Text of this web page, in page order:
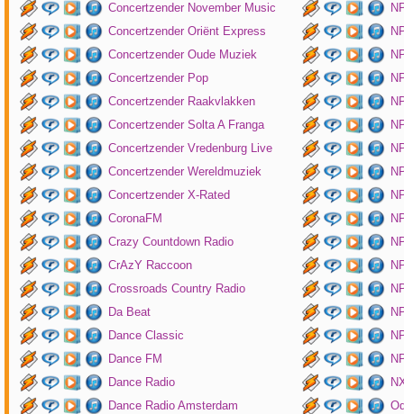
Concertzender November Music
Concertzender Oriënt Express
Concertzender Oude Muziek
Concertzender Pop
Concertzender Raakvlakken
Concertzender Solta A Franga
Concertzender Vredenburg Live
Concertzender Wereldmuziek
Concertzender X-Rated
CoronaFM
Crazy Countdown Radio
CrAzY Raccoon
Crossroads Country Radio
Da Beat
Dance Classic
Dance FM
Dance Radio
Dance Radio Amsterdam